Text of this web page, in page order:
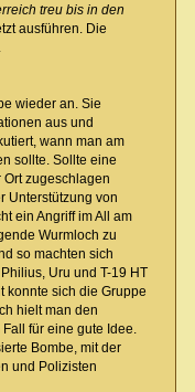
treu bis in den
ausführen. Die
wieder an. Sie
aus und
wann man am
sollte. Sollte eine
zugeschlagen
Unterstützung von
ein Angriff im All am
Wurmloch zu
so machten sich
Uru und T-19 HT
konnte sich die Gruppe
hielt man den
für eine gute Idee.
Bombe, mit der
und Polizisten